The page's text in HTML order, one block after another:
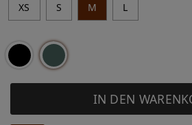
XS S M L
IN DEN